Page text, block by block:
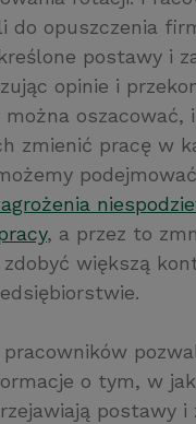
do opuszczenia
postawy i
opinie i
oszacować,
zmienić pracę w
, a przez to
większą
o tym, w
postawy i